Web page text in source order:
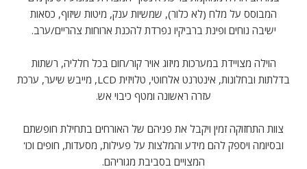
המבוסס על מלח (לא כלור), שמשיות ענק, מיטות שיזוף, כסאות
ישיבה נוחים ופינת ברביקיו נפרדת להכנת ארוחות צהריים/ערב.
הוילה מצויידת במערכות מיזוג אויר קור/חום בכל חלליה, רשתות
בדלתות ובחלונות, אינטרנט אלחוטי, טלויזית LCD, מייבש שיער, ערכת
עזרה ראשונה ומטף כיבוי אש.
צוות התחזוקה זמין ויקבל את פניהם של האורחים בתחילת חופשתם
ובסיומה ויספק להם מידע והמלצות על פעילות, מסעדות, חופים וכו'
המצויים בסביבת מגוריהם.